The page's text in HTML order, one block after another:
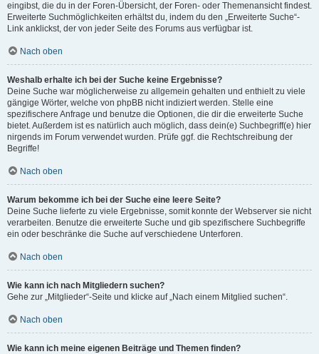
eingibst, die du in der Foren-Übersicht, der Foren- oder Themenansicht findest.
Erweiterte Suchmöglichkeiten erhältst du, indem du den „Erweiterte Suche“-
Link anklickst, der von jeder Seite des Forums aus verfügbar ist.
Nach oben
Weshalb erhalte ich bei der Suche keine Ergebnisse?
Deine Suche war möglicherweise zu allgemein gehalten und enthielt zu viele
gängige Wörter, welche von phpBB nicht indiziert werden. Stelle eine
spezifischere Anfrage und benutze die Optionen, die dir die erweiterte Suche
bietet. Außerdem ist es natürlich auch möglich, dass dein(e) Suchbegriff(e) hier
nirgends im Forum verwendet wurden. Prüfe ggf. die Rechtschreibung der
Begriffe!
Nach oben
Warum bekomme ich bei der Suche eine leere Seite?
Deine Suche lieferte zu viele Ergebnisse, somit konnte der Webserver sie nicht
verarbeiten. Benutze die erweiterte Suche und gib spezifischere Suchbegriffe
ein oder beschränke die Suche auf verschiedene Unterforen.
Nach oben
Wie kann ich nach Mitgliedern suchen?
Gehe zur „Mitglieder“-Seite und klicke auf „Nach einem Mitglied suchen“.
Nach oben
Wie kann ich meine eigenen Beiträge und Themen finden?